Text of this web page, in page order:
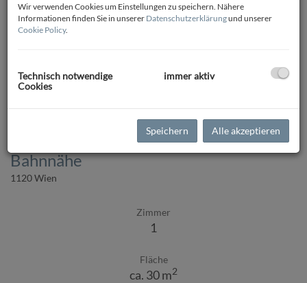
Weitere Suchoptionen
DACHGESCHOSS GARCONNIERE - U-
Bahnnähe
1120 Wien
Zimmer
1
Fläche
ca. 30 m2
Wir verwenden Cookies um Einstellungen zu speichern. Nähere
Informationen finden Sie in unserer Datenschutzerklärungund unserer
Cookie Policy.
Technisch notwendige
Cookies
immer aktiv
Speichern Alle akzeptieren